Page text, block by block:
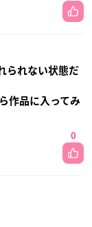
られない状態だ
作品に入ってみ
0